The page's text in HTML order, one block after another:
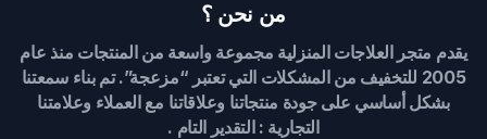
من نحن ؟
يقدم متجر العلاجات المنزلية مجموعة واسعة من المنتجات منذ عام
2005 للتخفيف من المشكلات التي تعتبر “مزعجة”. تم بناء سمعتنا
بشكل أساسي على جودة منتجاتنا وعلاقاتنا مع العملاء وعلامتنا
التجارية : التقدير التام .